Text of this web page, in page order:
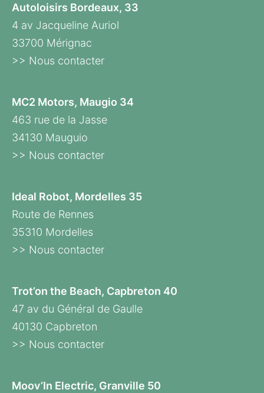
Autoloisirs Bordeaux, 33
4 av Jacqueline Auriol
33700 Mérignac
>> Nous contacter
MC2 Motors, Maugio 34
463 rue de la Jasse
34130 Mauguio
>> Nous contacter
Ideal Robot, Mordelles 35
Route de Rennes
35310 Mordelles
>> Nous contacter
Trot’on the Beach, Capbreton 40
47 av du Général de Gaulle
40130 Capbreton
>> Nous contacter
Moov’In Electric, Granville 50